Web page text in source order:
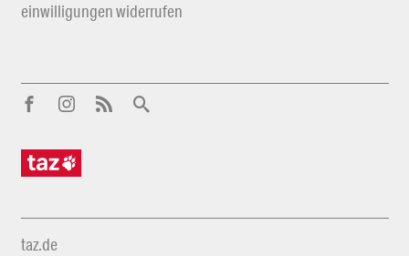
einwilligungen widerrufen
taz.de